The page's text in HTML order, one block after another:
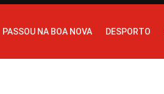
PASSOU NA BOA NOVA DESPORTO